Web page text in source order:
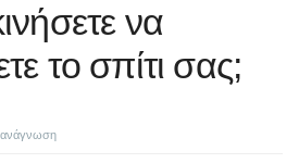
να
το σπίτι σας;